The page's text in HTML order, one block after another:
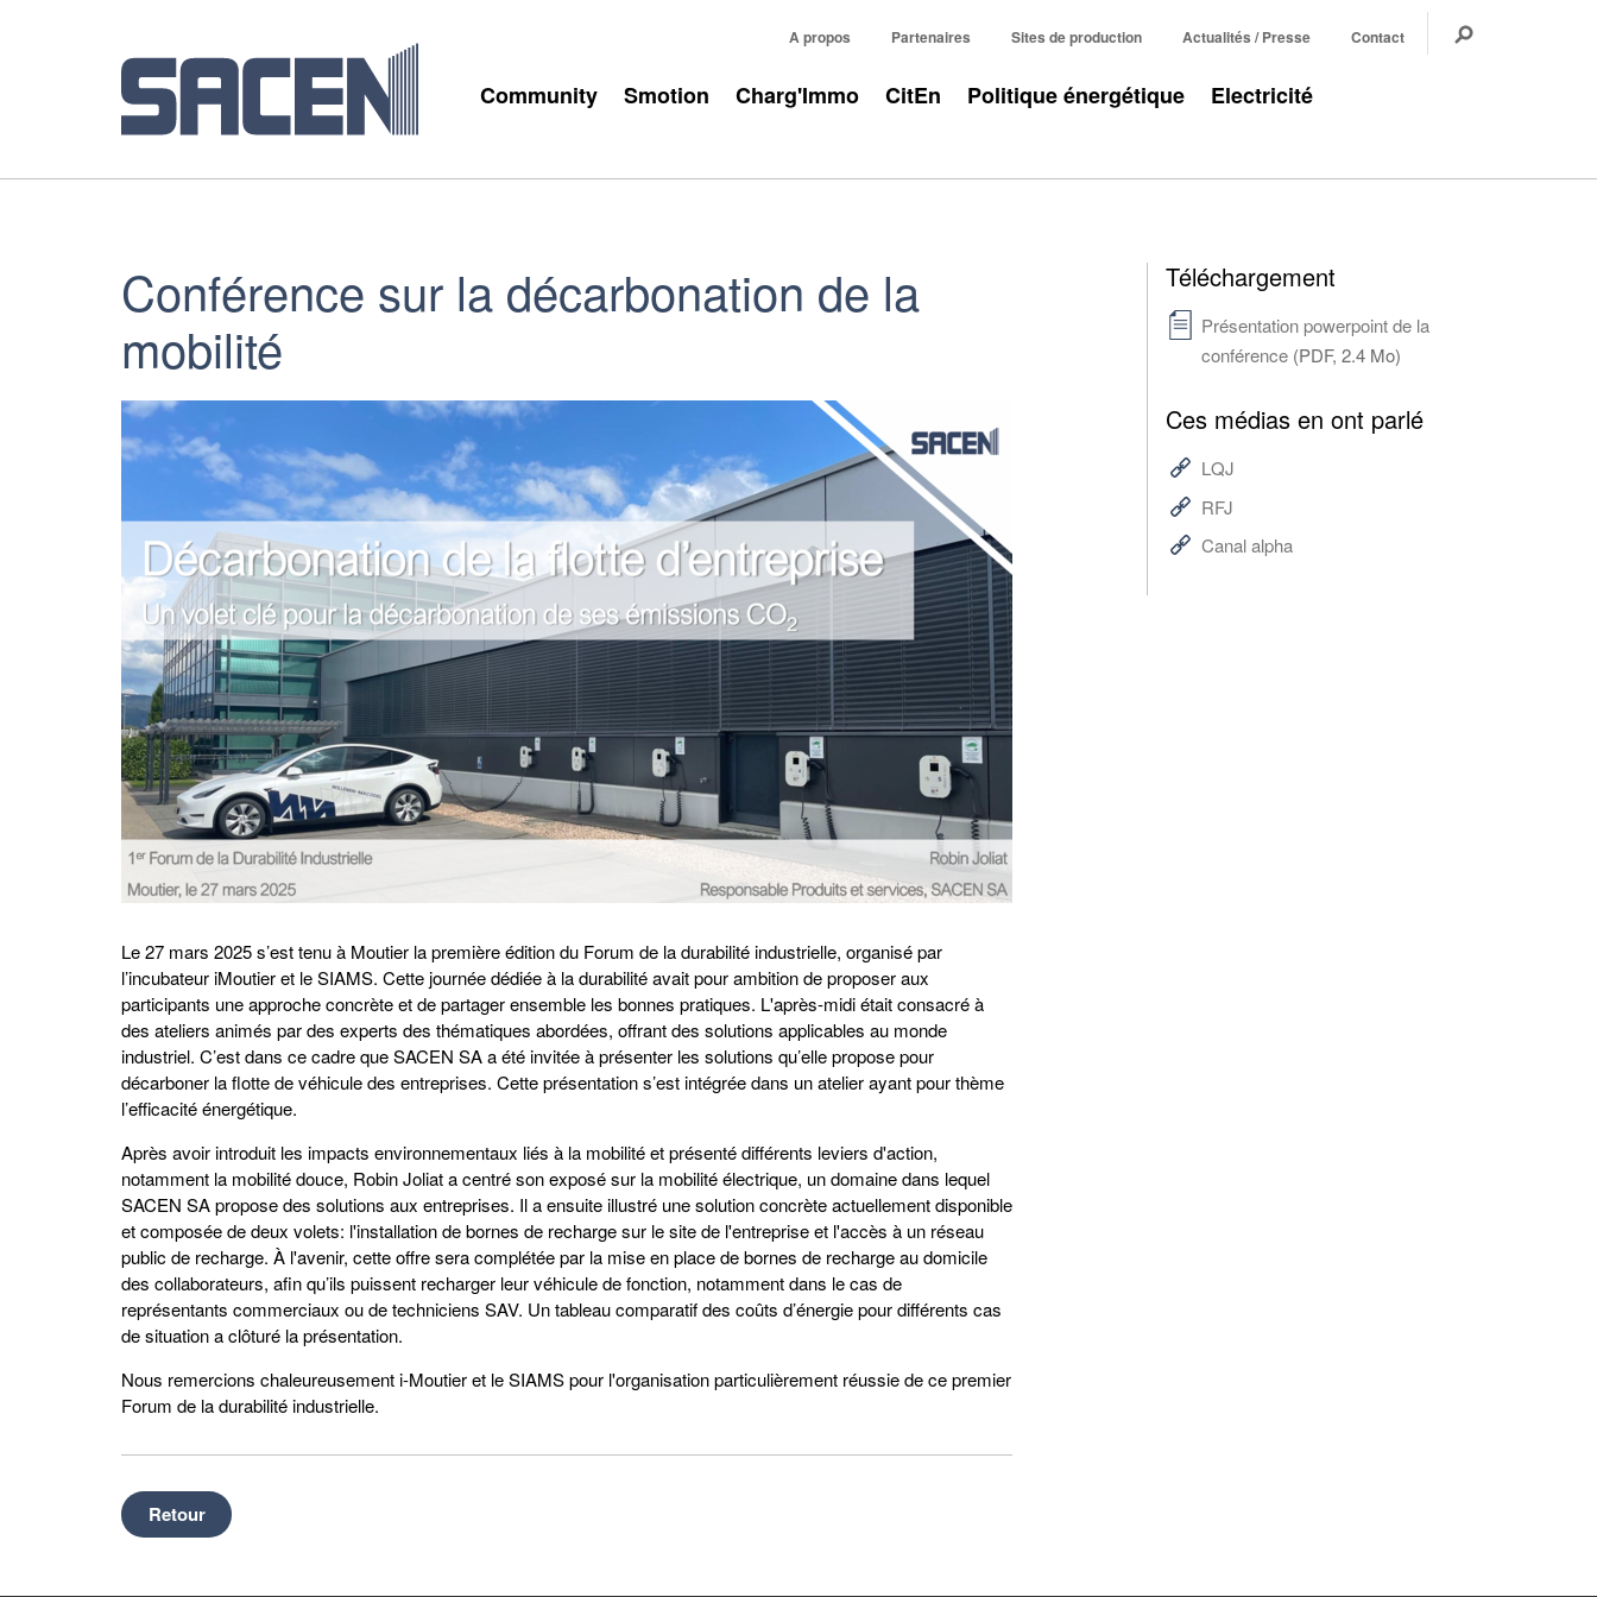
A propos Partenaires Sites de production Actualités / Presse Contact
Community Smotion Charg'Immo CitEn Politique énergétique Electricité
Conférence sur la décarbonation de la
mobilité
Le 27 mars 2025 s’est tenu à Moutier la première édition du Forum de la durabilité industrielle, organisé par
l’incubateur iMoutier et le SIAMS. Cette journée dédiée à la durabilité avait pour ambition de proposer aux
participants une approche concrète et de partager ensemble les bonnes pratiques. L'après-midi était consacré à
des ateliers animés par des experts des thématiques abordées, offrant des solutions applicables au monde
industriel. C’est dans ce cadre que SACEN SA a été invitée à présenter les solutions qu’elle propose pour
décarboner la flotte de véhicule des entreprises. Cette présentation s’est intégrée dans un atelier ayant pour thème
l’efficacité énergétique.
Après avoir introduit les impacts environnementaux liés à la mobilité et présenté différents leviers d'action,
notamment la mobilité douce, Robin Joliat a centré son exposé sur la mobilité électrique, un domaine dans lequel
SACEN SA propose des solutions aux entreprises. Il a ensuite illustré une solution concrète actuellement disponible
et composée de deux volets: l'installation de bornes de recharge sur le site de l'entreprise et l'accès à un réseau
public de recharge. À l'avenir, cette offre sera complétée par la mise en place de bornes de recharge au domicile
des collaborateurs, afin qu’ils puissent recharger leur véhicule de fonction, notamment dans le cas de
représentants commerciaux ou de techniciens SAV. Un tableau comparatif des coûts d’énergie pour différents cas
de situation a clôturé la présentation.
Nous remercions chaleureusement i-Moutier et le SIAMS pour l'organisation particulièrement réussie de ce premier
Forum de la durabilité industrielle.
Retour
Téléchargement
Présentation powerpoint de la
conférence (PDF, 2.4 Mo)
Ces médias en ont parlé
LQJ
RFJ
Canal alpha